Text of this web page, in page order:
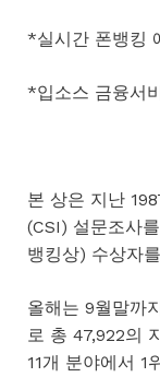
*실시간 폰뱅킹
*입소스 금융서
본 상은 지난
(CSI) 설문조사
뱅킹상) 수상자
올해는 9월말까
로 총 47,922의
11개 분야에서 1